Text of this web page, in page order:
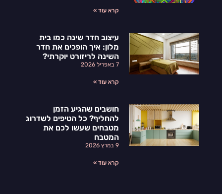
קרא עוד »
עיצוב חדר שינה כמו בית
מלון: איך הופכים את חדר
השינה לריזורט יוקרתי?
7 באפריל 2026
קרא עוד »
חושבים שהגיע הזמן
להחליף? כל הטיפים לשדרוג
מטבחים שעשו לכם את
המטבח
9 במרץ 2026
קרא עוד »